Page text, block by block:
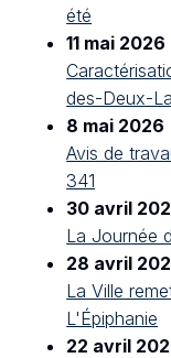
été
11 mai 2026
des-Deux-
8 mai 2026
Avis de
341
30 avril
La Journée
28 avril
La Ville
L'Épiphanie
22 avril